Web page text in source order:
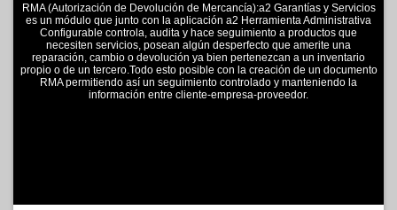
RMA (Autorización de Devolución de Mercancía):a2 Garantías y Servicios
es un módulo que junto con la aplicación a2 Herramienta Administrativa
Configurable controla, audita y hace seguimiento a productos que
necesiten servicios, posean algún desperfecto que amerite una
reparación, cambio o devolución ya bien pertenezcan a un inventario
propio o de un tercero.Todo esto posible con la creación de un documento
RMA permitiendo así un seguimiento controlado y manteniendo la
información entre cliente-empresa-proveedor.